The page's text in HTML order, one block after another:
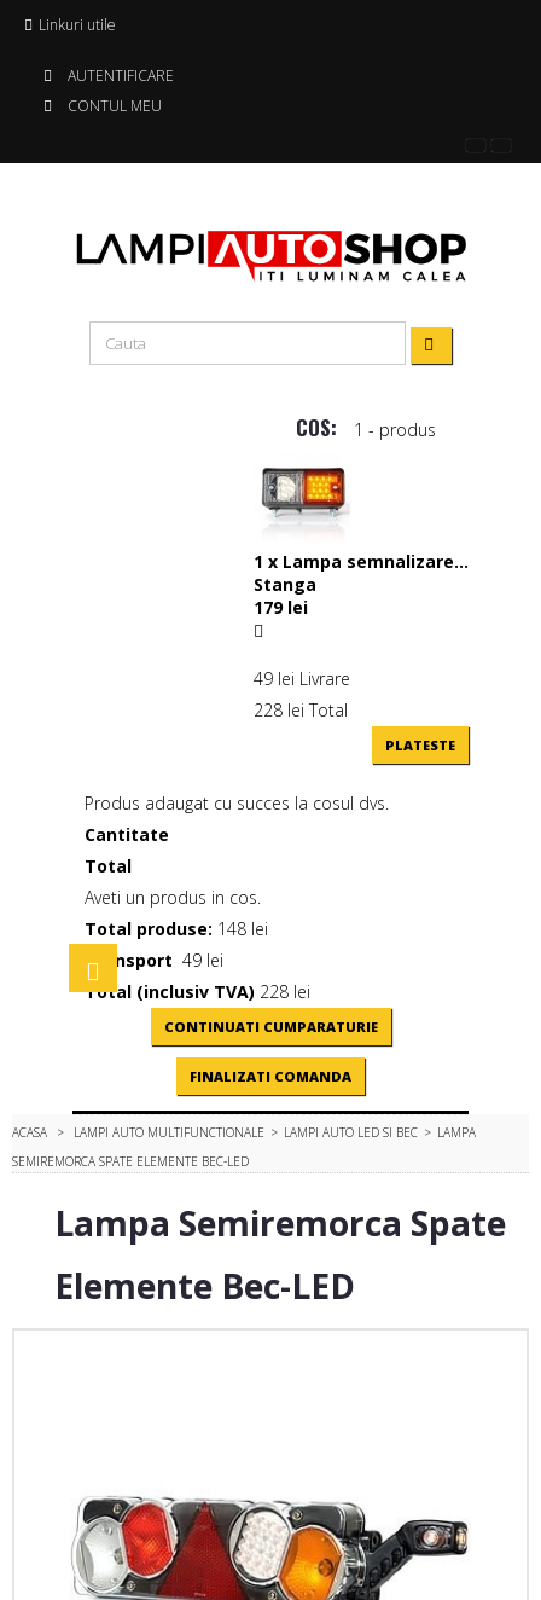
Linkuri utile
AUTENTIFICARE
CONTUL MEU
COS: 1 - produs
1 x Lampa semnalizare...
Stanga
179 lei
49 lei Livrare
228 lei Total
PLATESTE
Produs adaugat cu succes la cosul dvs.
Cantitate
Total
Aveti un produs in cos.
Total produse: 148 lei
Transport 49 lei
Total (inclusiv TVA) 228 lei
CONTINUATI CUMPARATURIE
FINALIZATI COMANDA
Toggle
navigation
ACASA > LAMPI AUTO MULTIFUNCTIONALE > LAMPI AUTO LED SI BEC > LAMPA
SEMIREMORCA SPATE ELEMENTE BEC-LED
Lampa Semiremorca Spate
Elemente Bec-LED